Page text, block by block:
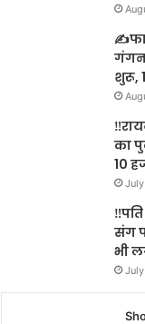
शुरू,
का
10
संग
भी